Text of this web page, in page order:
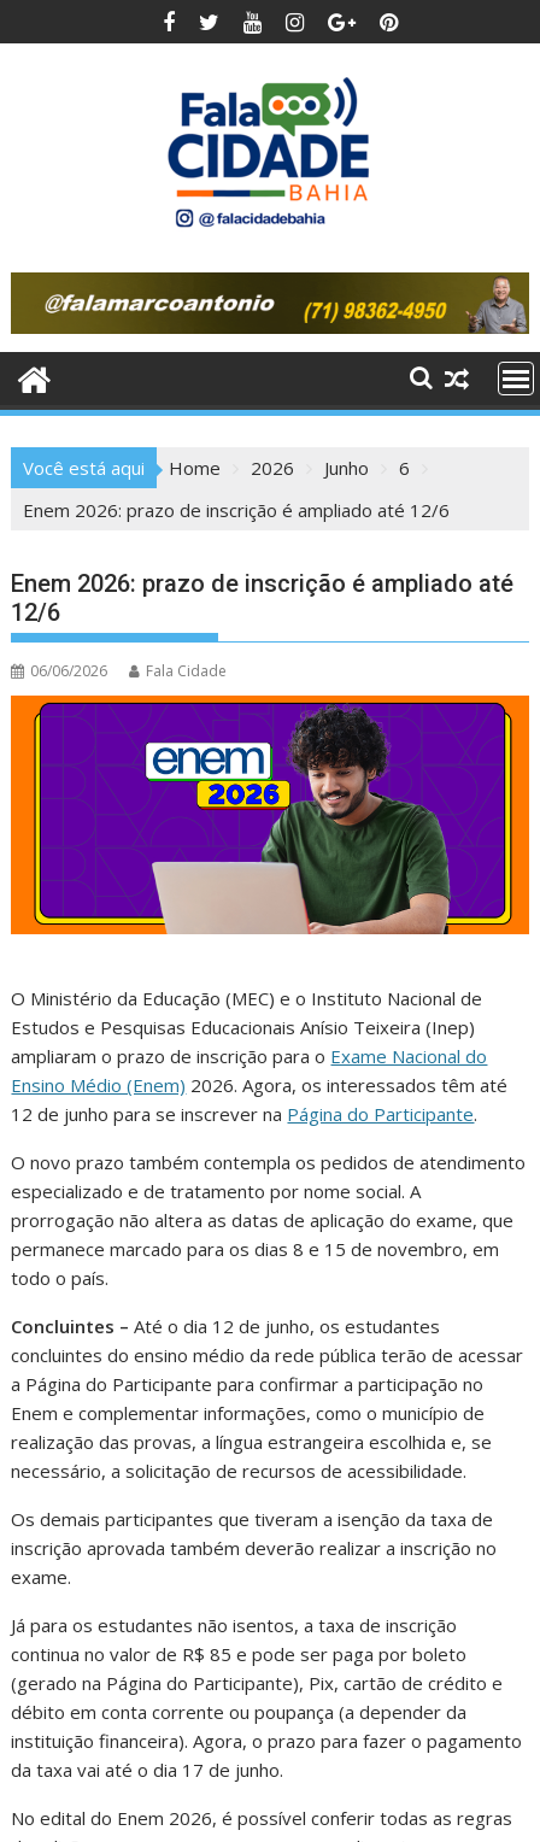
to
Você está aqui Home 2026 Junho
6
Enem 2026: prazo de inscrição é ampliado até 12/6
Enem 2026: prazo de inscrição é ampliado até
12/6
06/06/2026 Fala Cidade
O Ministério da Educação (MEC) e o Instituto Nacional de
Estudos e Pesquisas Educacionais Anísio Teixeira (Inep)
ampliaram o prazo de inscrição para o Exame Nacional do
Ensino Médio (Enem) 2026. Agora, os interessados têm até
12 de junho para se inscrever na Página do Participante.
O novo prazo também contempla os pedidos de atendimento
especializado e de tratamento por nome social. A
prorrogação não altera as datas de aplicação do exame, que
permanece marcado para os dias 8 e 15 de novembro, em
todo o país.
Concluintes –Até o dia 12 de junho, os estudantes
concluintes do ensino médio da rede pública terão de acessar
a Página do Participante para confirmar a participação no
Enem e complementar informações, como o município de
realização das provas, a língua estrangeira escolhida e, se
necessário, a solicitação de recursos de acessibilidade.
Os demais participantes que tiveram a isenção da taxa de
inscrição aprovada também deverão realizar a inscrição no
exame.
Já para os estudantes não isentos, a taxa de inscrição
continua no valor de R$ 85 e pode ser paga por boleto
(gerado na Página do Participante), Pix, cartão de crédito e
débito em conta corrente ou poupança (a depender da
instituição financeira). Agora, o prazo para fazer o pagamento
da taxa vai até o dia 17 de junho.
No edital do Enem 2026, é possível conferir todas as regras